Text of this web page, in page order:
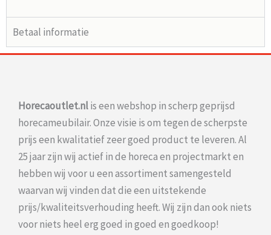
Betaal informatie
Horecaoutlet.nlis een webshop in scherp geprijsd
horecameubilair. Onze visie is om tegen de scherpste
prijs een kwalitatief zeer goed product te leveren. Al
25 jaar zijn wij actief in de horeca en projectmarkt en
hebben wij voor u een assortiment samengesteld
waarvan wij vinden dat die een uitstekende
prijs/kwaliteitsverhouding heeft. Wij zijn dan ook niets
voor niets heel erg goed in goed en goedkoop!